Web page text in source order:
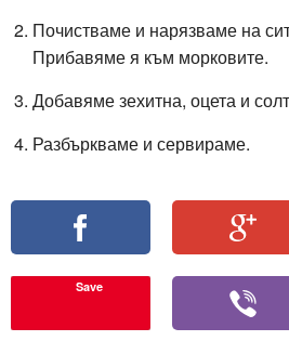
Почистваме и нарязваме на
Прибавяме я към морковите.
Добавяме зехитна, оцета и
Разбъркваме и сервираме.
Save